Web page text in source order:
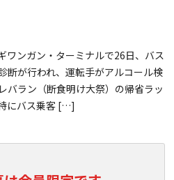
ワンガン・ターミナルで26日、バス
断が行われ、運転手がアルコール検
バラン（断食明け大祭）の帰省ラッ
にバス乗客 […]